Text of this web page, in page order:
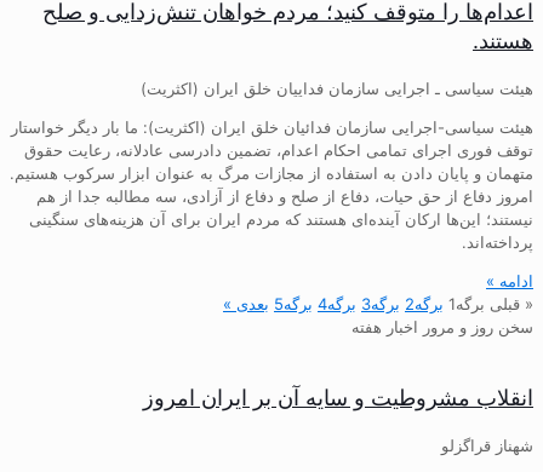
اعدام‌ها را متوقف کنید؛ مردم خواهان تنش‌زدایی و صلح
هستند.
هیئت سیاسی ـ اجرایی سازمان فداییان خلق ایران (اکثریت)
هیئت سیاسی-اجرایی سازمان فدائیان خلق ایران (اکثریت): ما بار دیگر خواستار
توقف فوری اجرای تمامی احکام اعدام، تضمین دادرسی عادلانه، رعایت حقوق
متهمان و پایان دادن به استفاده از مجازات مرگ به عنوان ابزار سرکوب هستیم.
امروز دفاع از حق حیات، دفاع از صلح و دفاع از آزادی، سه مطالبه جدا از هم
نیستند؛ این‌ها ارکان آینده‌ای هستند که مردم ایران برای آن هزینه‌های سنگینی
پرداخته‌اند.
ادامه »
« قبلی برگه1 برگه2 برگه3 برگه4 برگه5 بعدی »
سخن روز و مرور اخبار هفته
انقلاب مشروطیت و سایه آن بر ایران امروز
شهناز قراگزلو